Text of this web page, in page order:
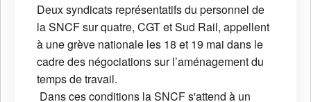
Deux syndicats représentatifs du personnel de
la SNCF sur quatre, CGT et Sud Rail, appellent
à une grève nationale les 18 et 19 mai dans le
cadre des négociations sur l’aménagement du
temps de travail.
Dans ces conditions la SNCF s'attend à un